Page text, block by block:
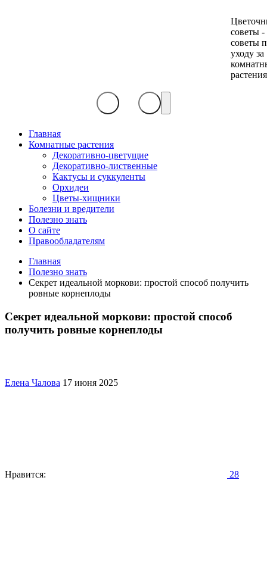
советы -
советы
уходу за
Главная
Комнатные растения
Декоративно-цветущие
Декоративно-лиственные
Кактусы и суккуленты
Орхидеи
Цветы-хищники
Болезни и вредители
Полезно знать
О сайте
Правообладателям
Главная
Полезно знать
Секрет идеальной моркови: простой способ получить
ровные корнеплоды
Секрет идеальной моркови: простой способ
получить ровные корнеплоды
Елена Чалова 17 июня 2025
Нравится: 28